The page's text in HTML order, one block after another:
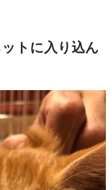
トに入り込ん